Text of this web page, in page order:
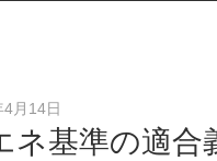
月14日
ネ基準の適合